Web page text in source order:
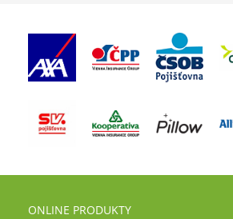
ONLINE PRODUKTY